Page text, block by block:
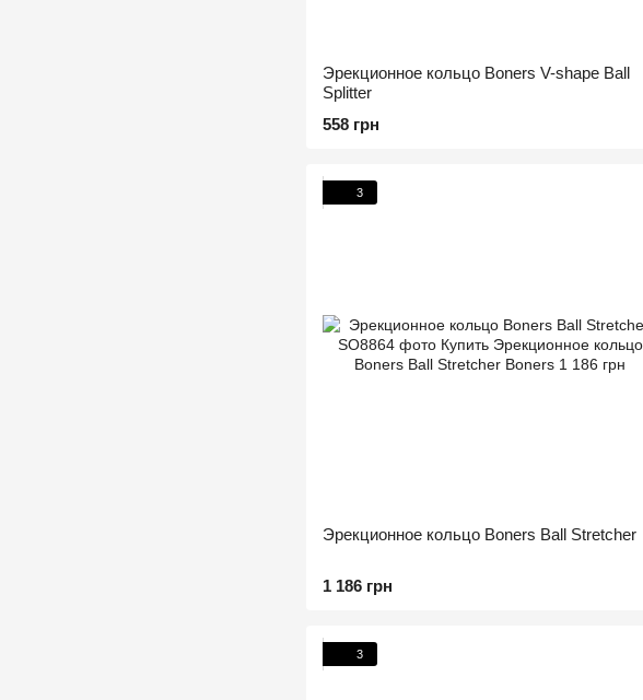
Эрекционное кольцо Boners V-shape Ball
Splitter
558 грн
3
Эрекционное кольцо Boners Ball Stretcher
1 186 грн
3